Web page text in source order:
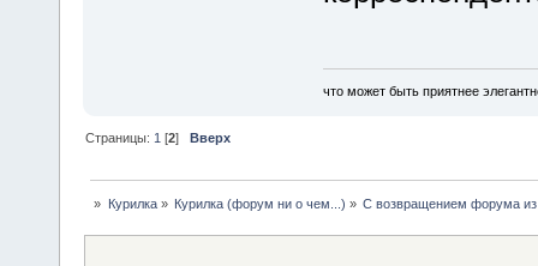
что может быть приятнее
Страницы: 1 [2]Вверх
» Курилка» Курилка (форум ни о чем...) » С возвращением форума из